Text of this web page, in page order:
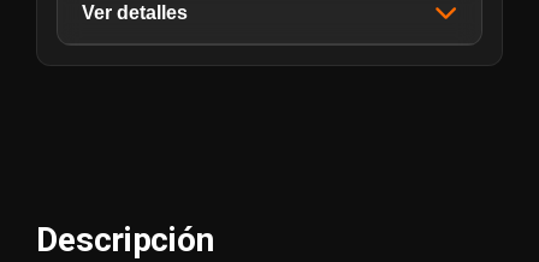
Ver detalles
Fecha de Lanzamiento
Descripción